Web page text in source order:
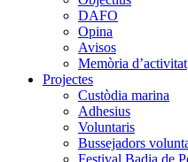
DAFO
Opina
Avisos
Memòria d’activitat
Projectes
Custòdia marina
Adhesius
Voluntaris
Bussejadors
Festival Badia de